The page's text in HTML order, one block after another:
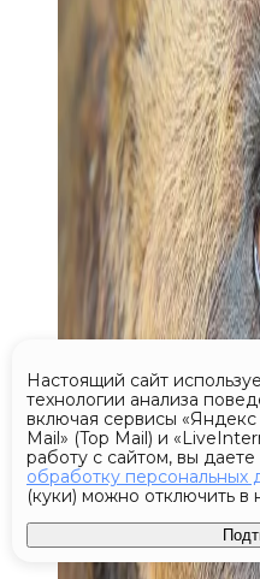
Настоящий сайт
технологии анализа
включая сервисы
Mail» (Top Mail) и
работу с сайтом, вы даете
обработку персональных
(куки) можно отключить в